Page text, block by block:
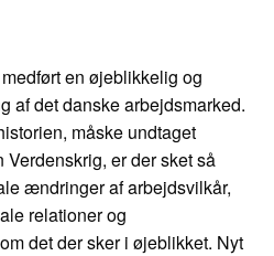
en øjeblikkelig og
af det danske arbejdsmarked.
måske undtaget
er der sket så
ændringer af arbejdsvilkår,
relationer og
det der sker i øjeblikket. Nyt